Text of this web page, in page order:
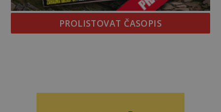
PROLISTOVAT ČASOPIS